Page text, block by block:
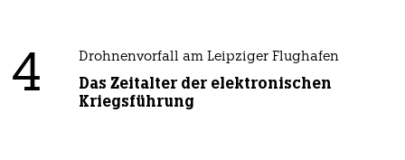
4 Drohnenvorfall am Leipziger Flughafen
Das Zeitalter der elektronischen
Kriegsführung